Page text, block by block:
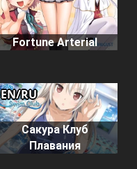
Fortune Arterial
Сакура Клуб
Плавания
EN/RU